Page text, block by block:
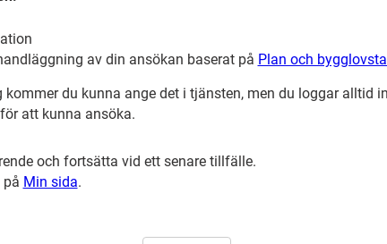
av din ansökan baserat på Plan och
kommer du kunna ange det i tjänsten, men du loggar alltid in
att kunna ansöka.
och fortsätta vid ett senare tillfälle.
på Min sida.